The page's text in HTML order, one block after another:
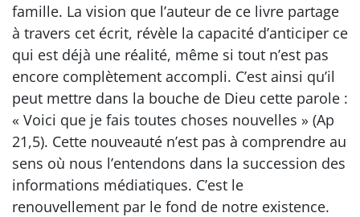
famille. La vision que l’auteur de ce livre partage
à travers cet écrit, révèle la capacité d’anticiper ce
qui est déjà une réalité, même si tout n’est pas
encore complètement accompli. C’est ainsi qu’il
peut mettre dans la bouche de Dieu cette parole :
« Voici que je fais toutes choses nouvelles » (Ap
21,5). Cette nouveauté n’est pas à comprendre au
sens où nous l’entendons dans la succession des
informations médiatiques. C’est le
renouvellement par le fond de notre existence.